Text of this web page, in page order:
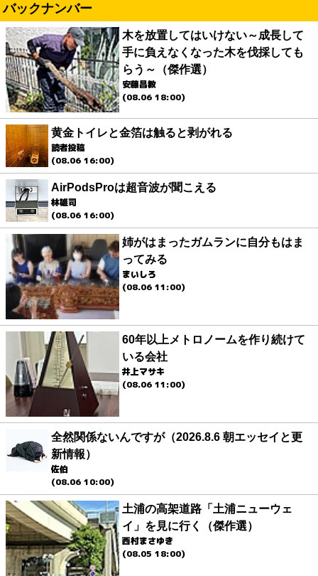
バックナンバー
木を放置してはいけない～成長して
手に負えなくなった木を伐採しても
らう～（傑作選）
安藤昌教
(08.06 18:00)
黄金トイレと金箔は触ると剥がれる
読者投稿
(08.06 16:00)
AirPodsProは超音波が聞こえる
林雄司
(08.06 16:00)
姉がはまったガムランに自分もはま
ってみる
まいしろ
(08.06 11:00)
60年以上メトロノームを作り続けて
いる会社
井上マサキ
(08.06 11:00)
全然関係ないんですが（2026.8.6 朝エッセイと更
新情報）
佐伯
(08.06 10:00)
土浦の高架道路「土浦ニューウェ
イ」を見に行く（傑作選）
西村まさゆき
(08.05 18:00)